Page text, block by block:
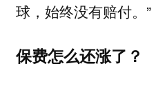
球，始终没有赔付。”
保费怎么还涨了？